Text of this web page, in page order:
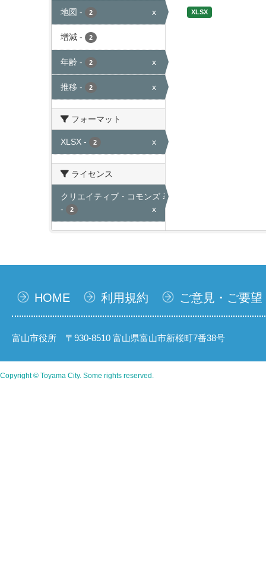
地図 - 2 x
増減 - 2
年齢 - 2 x
推移 - 2 x
フォーマット
XLSX - 2 x
ライセンス
クリエイティブ・コモンズ 表示
-
2 x
XLSX
HOME 利用規約 ご意見・ご要望
富山市役所 〒930-8510 富山県富山市新桜町7番38号
Copyright © Toyama City. Some rights reserved.